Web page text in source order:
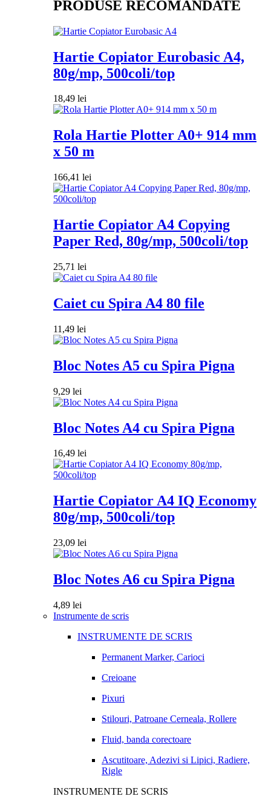
PRODUSE RECOMANDATE
Hartie Copiator Eurobasic A4,
80g/mp, 500coli/top
18,49 lei
Rola Hartie Plotter A0+ 914 mm
x 50 m
166,41 lei
Hartie Copiator A4 Copying
Paper Red, 80g/mp, 500coli/top
25,71 lei
Caiet cu Spira A4 80 file
11,49 lei
Bloc Notes A5 cu Spira Pigna
9,29 lei
Bloc Notes A4 cu Spira Pigna
16,49 lei
Hartie Copiator A4 IQ Economy
80g/mp, 500coli/top
23,09 lei
Bloc Notes A6 cu Spira Pigna
4,89 lei
Instrumente de scris
INSTRUMENTE DE SCRIS
Permanent Marker, Carioci
Creioane
Pixuri
Stilouri, Patroane Cerneala, Rollere
Fluid, banda corectoare
Ascutitoare, Adezivi si Lipici, Radiere,
Rigle
INSTRUMENTE DE SCRIS